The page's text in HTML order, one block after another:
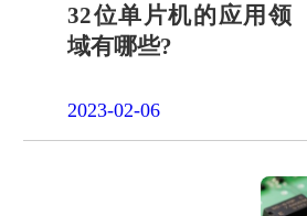
32位单片机的应用领
域有哪些?
2023-02-06